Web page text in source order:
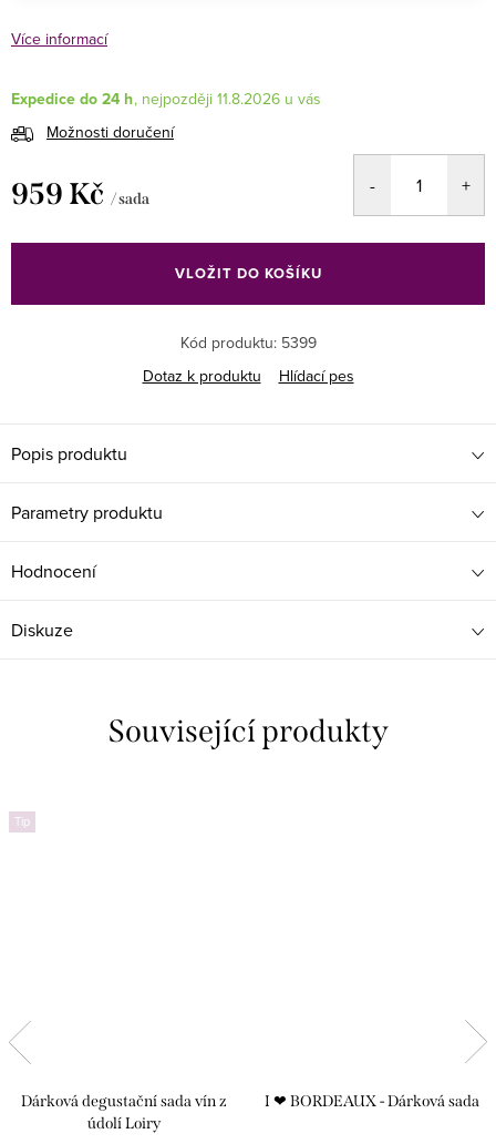
Více informací
Expedice do 24 h
11.8.2026
Možnosti doručení
959 Kč / sada
cena:
VLOŽIT DO KOŠÍKU
Kód produktu: 5399
Dotaz k produktu
Hlídací pes
Popis produktu
Parametry produktu
Hodnocení
Diskuze
Související produkty
Tip
Dárková degustační sada vín z
údolí Loiry
I ❤︎ BORDEAUX - Dárková sada